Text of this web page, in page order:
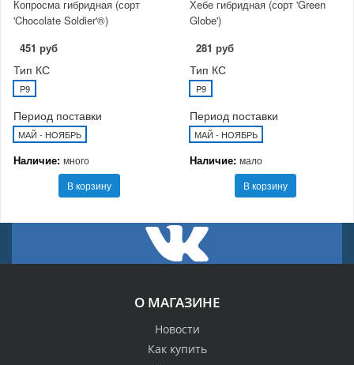
Копросма гибридная (сорт
'Chocolate Soldier'®)
451 руб
Тип КС
P9
Период поставки
МАЙ - НОЯБРЬ
Наличие: много
В корзину
Хебе гибридная (сорт 'Green
Globe')
281 руб
Тип КС
P9
Период поставки
МАЙ - НОЯБРЬ
Наличие: мало
В корзину
О МАГАЗИНЕ
Новости
Как купить